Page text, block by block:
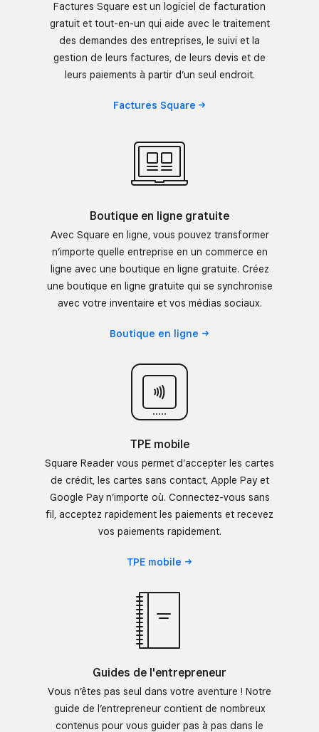
Factures Square est un logiciel de facturation
gratuit et tout-en-un qui aide avec le traitement
des demandes des entreprises, le suivi et la
gestion de leurs factures, de leurs devis et de
leurs paiements à partir d’un seul endroit.
Factures Square
Boutique en ligne gratuite
Avec Square en ligne, vous pouvez transformer
n’importe quelle entreprise en un commerce en
ligne avec une boutique en ligne gratuite. Créez
une boutique en ligne gratuite qui se synchronise
avec votre inventaire et vos médias sociaux.
Boutique en ligne
TPE mobile
Square Reader vous permet d’accepter les cartes
de crédit, les cartes sans contact, Apple Pay et
Google Pay n’importe où. Connectez-vous sans
fil, acceptez rapidement les paiements et recevez
vos paiements rapidement.
TPE mobile
Guides de l'entrepreneur
Vous n’êtes pas seul dans votre aventure ! Notre
guide de l’entrepreneur contient de nombreux
contenus pour vous guider pas à pas dans le